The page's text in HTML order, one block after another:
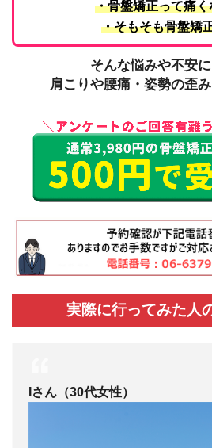
・骨盤矯正って痛く
・そもそも骨盤矯
そんな悩みや不安
肩こりや腰痛・姿勢の歪
実際に行ってみた人
Iさん（30代女性）